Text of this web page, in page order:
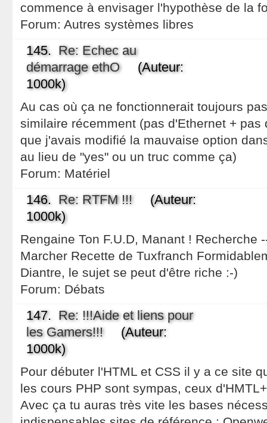
commence à envisager l'hypothèse de la
Forum: Autres systèmes libres
145. Re: Echec au
démarrage ethO(Auteur:
1000k)
Au cas où ça ne fonctionnerait toujours
similaire récemment (pas d'Ethernet + pas
que j'avais modifié la mauvaise option
au lieu de "yes" ou un truc comme ça)
Forum: Matériel
146. Re: RTFM !!!(Auteur:
1000k)
Rengaine Ton F.U.D, Manant ! Recherche
Marcher Recette de Tuxfranch
Diantre, le sujet se peut d'être riche :-)
Forum: Débats
147. Re: !!!Aide et liens pour
les Gamers!!!(Auteur:
1000k)
Pour débuter l'HTML et CSS il y a ce site
les cours PHP sont sympas, ceux
Avec ça tu auras très vite les bases